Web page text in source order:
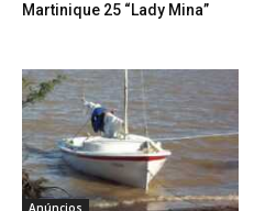
Martinique 25 “Lady Mina”